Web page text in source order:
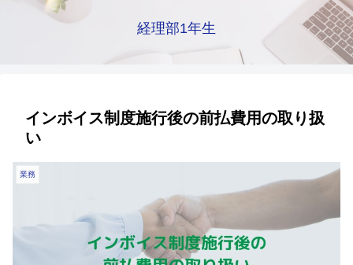
経理部1年生
インボイス制度施行後の前払費用の取り扱
い
業務